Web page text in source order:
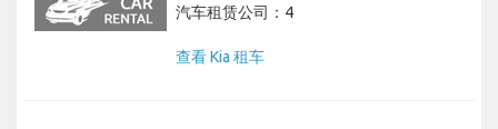
汽车租赁公司：4
查看 Kia 租车